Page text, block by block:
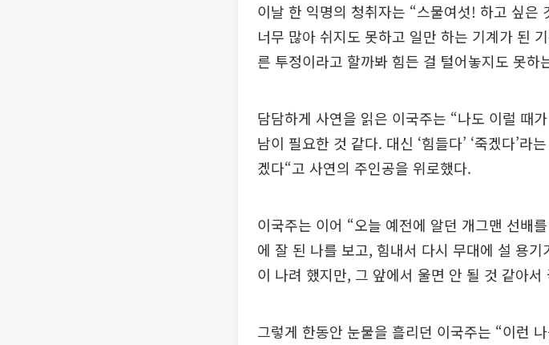
이날 한 익명의 청취자는 “스물여섯! 하고 싶은
너무 많아 쉬지도 못하고 일만 하는 기계가 된
른 투정이라고 할까봐 힘든 걸 털어놓지도 못
담담하게 사연을 읽은 이국주는 “나도 이럴 때
남이 필요한 것 같다. 대신 ‘힘들다’ ‘죽겠다’
겠다“고 사연의 주인공을 위로했다.
이국주는 이어 “오늘 예전에 알던 개그맨 선배
에 잘 된 나를 보고, 힘내서 다시 무대에 설 용
이 나려 했지만, 그 앞에서 울면 안 될 것 같아
그렇게 한동안 눈물을 흘리던 이국주는 “이런